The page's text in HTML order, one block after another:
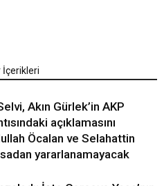
İçerikleri
Akın Gürlek’in AKP
açıklamasını
Öcalan ve Selahattin
yararlanamayacak